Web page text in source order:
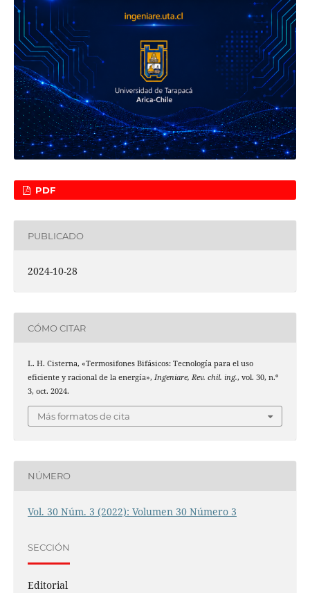
PDF
PUBLICADO
2024-10-28
CÓMO CITAR
L. H. Cisterna, «Termosifones Bifásicos: Tecnología para el uso
eficiente y racional de la energía», Ingeniare, Rev. chil. ing., vol. 30, n.º
3, oct. 2024.
Más formatos de cita
NÚMERO
Vol. 30 Núm. 3 (2022): Volumen 30 Número 3
SECCIÓN
Editorial